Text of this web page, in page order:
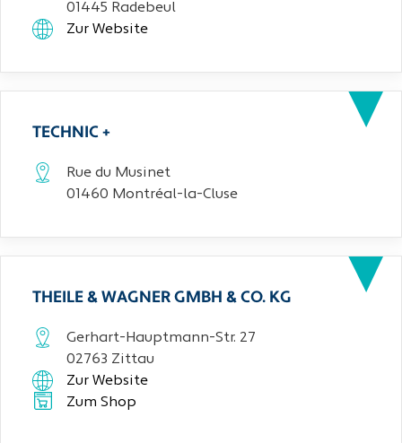
01445 Radebeul
Zur Website
TECHNIC +
Rue du Musinet
01460 Montréal-la-Cluse
THEILE & WAGNER GMBH & CO. KG
Gerhart-Hauptmann-Str. 27
02763 Zittau
Zur Website
Zum Shop